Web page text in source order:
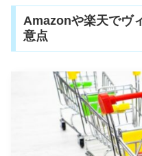
Amazonや楽天でヴ
意点